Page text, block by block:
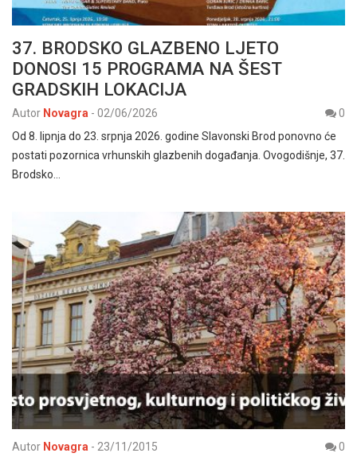
37. BRODSKO GLAZBENO LJETO
DONOSI 15 PROGRAMA NA ŠEST
GRADSKIH LOKACIJA
Autor Novagra - 02/06/2026
0
Od 8. lipnja do 23. srpnja 2026. godine Slavonski Brod ponovno će
postati pozornica vrhunskih glazbenih događanja. Ovogodišnje, 37.
Brodsko…
Autor Novagra - 23/11/2015 0